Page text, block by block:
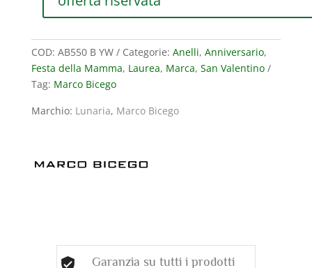
GIALLO
BIANCO
CON
DIAMANTI
(ct.0,14)
COD: AB550 B YW Categorie: Anelli, Anniversario,
Festa della Mamma, Laurea, Marca, San Valentino
Tag: Marco Bicego
Marchio: Lunaria, Marco Bicego
Garanzia su tutti i prodotti